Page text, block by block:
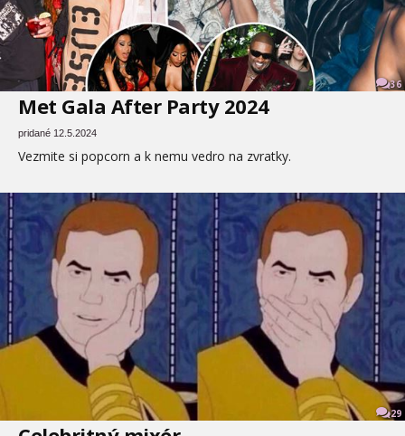
36
Met Gala After Party 2024
pridané 12.5.2024
Vezmite si popcorn a k nemu vedro na zvratky.
29